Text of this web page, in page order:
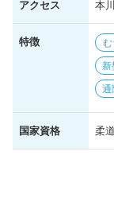
アクセス 本
特徴 む
新
通
国家資格 柔